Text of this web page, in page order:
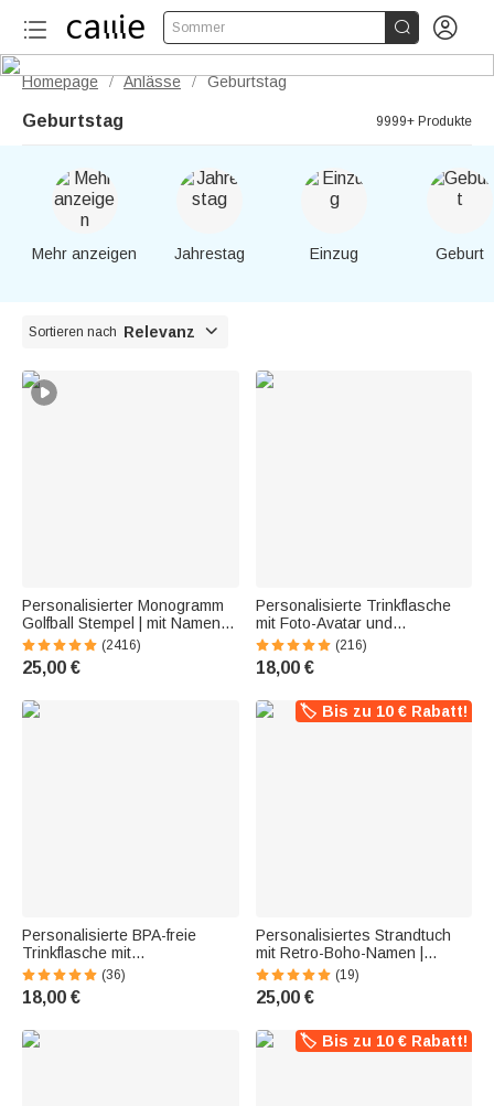
Sommer  
Homepage / Anlässe / Geburtstag
Geburtstag 9999+ Produkte
Mehr anzeigen Jahrestag Einzug Geburt
Sortieren nach Relevanz 
Personalisierter Monogramm
Golfball Stempel | mit Namen
Initiale Metall-
Aufbewahrungsbox |
Geburtstag Vatertag
Golfliebhaber
(2416)
25,00 €
Personalisierte Trinkflasche
mit Foto-Avatar und
Namenswolke | BPA-frei |
Edelstahl isoliert oder Tritan |
Einschulung Geburtstag
(216)
18,00 €
Personalisierte BPA-freie
Trinkflasche mit
Fußballspieler-Silhouette | mit
Namen und Nummer |
Trageschlaufe | Geschenk für
(36)
18,00 €
🏷️ Bis zu 10 € Rabatt!
Personalisiertes Strandtuch
mit Retro-Boho-Namen |
schnelltrocknend | Badetuch |
Reisezubehör | Party
Geburtstag Sommer Urlaub
(19)
25,00 €
🏷️ Bis zu 10 € Rabatt!